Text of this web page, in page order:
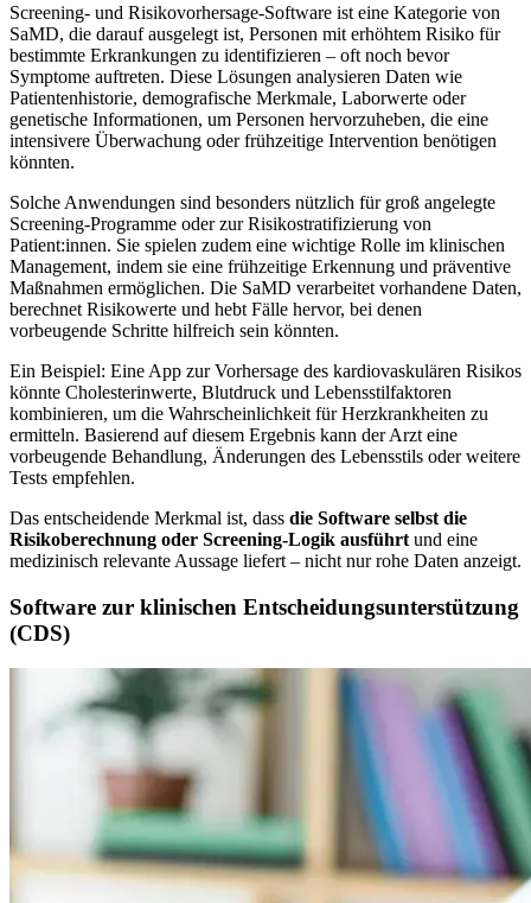
Screening- und Risikovorhersage-Software ist eine Kategorie von
SaMD, die darauf ausgelegt ist, Personen mit erhöhtem Risiko für
bestimmte Erkrankungen zu identifizieren – oft noch bevor
Symptome auftreten. Diese Lösungen analysieren Daten wie
Patientenhistorie, demografische Merkmale, Laborwerte oder
genetische Informationen, um Personen hervorzuheben, die eine
intensivere Überwachung oder frühzeitige Intervention benötigen
könnten.
Solche Anwendungen sind besonders nützlich für groß angelegte
Screening-Programme oder zur Risikostratifizierung von
Patient:innen. Sie spielen zudem eine wichtige Rolle im klinischen
Management, indem sie eine frühzeitige Erkennung und präventive
Maßnahmen ermöglichen. Die SaMD verarbeitet vorhandene Daten,
berechnet Risikowerte und hebt Fälle hervor, bei denen
vorbeugende Schritte hilfreich sein könnten.
Ein Beispiel: Eine App zur Vorhersage des kardiovaskulären Risikos
könnte Cholesterinwerte, Blutdruck und Lebensstilfaktoren
kombinieren, um die Wahrscheinlichkeit für Herzkrankheiten zu
ermitteln. Basierend auf diesem Ergebnis kann der Arzt eine
vorbeugende Behandlung, Änderungen des Lebensstils oder weitere
Tests empfehlen.
Das entscheidende Merkmal ist, dass die Software selbst die
Risikoberechnung oder Screening-Logik ausführt und eine
medizinisch relevante Aussage liefert – nicht nur rohe Daten anzeigt.
Software zur klinischen Entscheidungsunterstützung
(CDS)